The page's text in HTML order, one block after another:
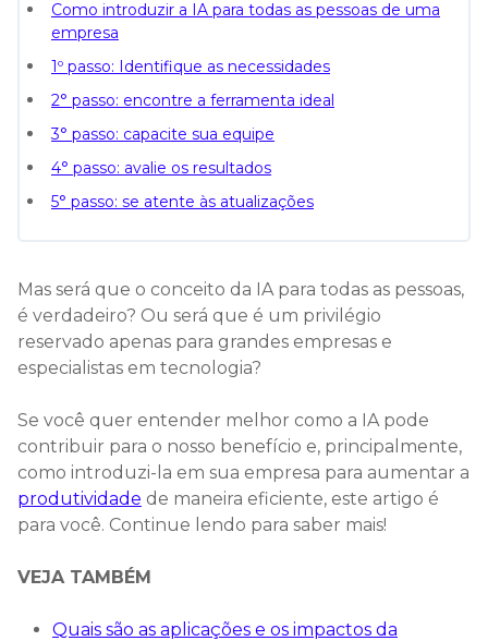
Como introduzir a IA para todas as pessoas de uma
empresa
1º passo: Identifique as necessidades
2° passo: encontre a ferramenta ideal
3° passo: capacite sua equipe
4° passo: avalie os resultados
5° passo: se atente às atualizações
Mas será que o conceito da IA para todas as pessoas,
é verdadeiro? Ou será que é um privilégio
reservado apenas para grandes empresas e
especialistas em tecnologia?
Se você quer entender melhor como a IA pode
contribuir para o nosso benefício e, principalmente,
como introduzi-la em sua empresa para aumentar a
produtividade de maneira eficiente, este artigo é
para você. Continue lendo para saber mais!
VEJA TAMBÉM
Quais são as aplicações e os impactos da